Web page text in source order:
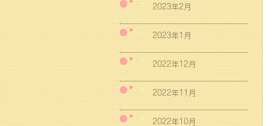
2023年2月
2023年1月
2022年12月
2022年11月
2022年10月